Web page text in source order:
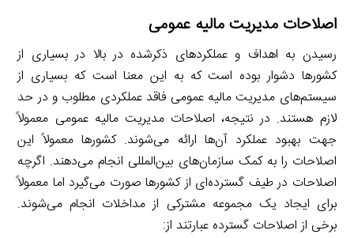
اصلاحات مدیریت مالیه عمومی
رسیدن به اهداف و عملکردهای ذکرشده در بالا در بسیاری از
کشورها دشوار بوده است که به این معنا است که بسیاری از
سیستم‌های مدیریت مالیه عمومی فاقد عملکردی مطلوب و در حد
لازم هستند. در نتیجه، اصلاحات مدیریت مالیه عمومی معمولاً
جهت بهبود عملکرد آن‌ها ارائه می‌شوند. کشورها معمولاً این
اصلاحات را به کمک سازمان‌های بین‌المللی انجام می‌دهند. اگرچه
اصلاحات در طیف گسترده‌ای از کشورها صورت می‌گیرد اما معمولاً
برای ایجاد یک مجموعه مشترکی از مداخلات انجام می‌شوند.
برخی از اصلاحات گسترده عبارتند از: